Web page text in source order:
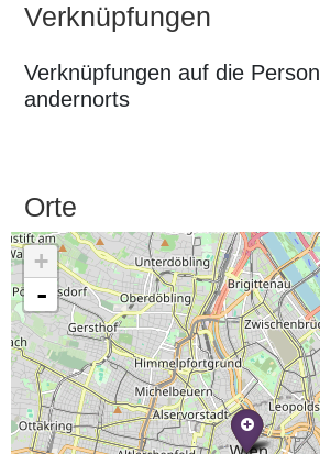
Verknüpfungen
Verknüpfungen auf die Person
andernorts
Orte
+
-